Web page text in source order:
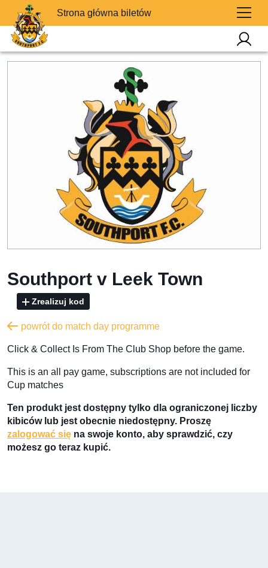
Strona główna biletów
Southport v Leek Town
Zrealizuj kod
powrót do match day programme
​Click & Collect Is From The Club Shop before the game.
​This is an all pay game, subscriptions are not included for
Cup matches
Ten produkt jest dostępny tylko dla ograniczonej liczby
kibiców lub jest obecnie niedostępny. Proszę
zalogować się na swoje konto, aby sprawdzić, czy
możesz go teraz kupić.